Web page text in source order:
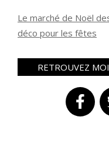
Le marché de Noël
déco pour les fêtes
RETROUVEZ